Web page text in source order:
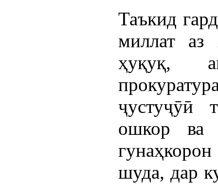
Таъкид
миллат аз
ҳуқуқ,
ҷустуҷӯӣ
ошкор ва
шуда, дар